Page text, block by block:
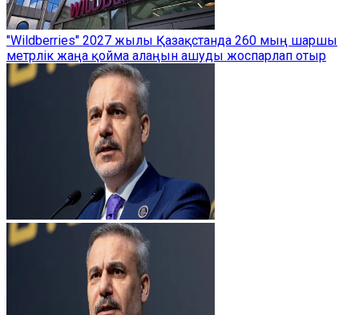
"Wildberries" 2027 жылы Қазақстанда 260 мың шаршы
метрлік жаңа қойма алаңын ашуды жоспарлап отыр